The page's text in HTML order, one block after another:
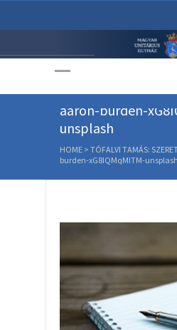
Unitárius
aaron-burden-
unsplash
HOME > TÓFALVI TAMÁS:
burden-xG8IQMqMITM-unsplash